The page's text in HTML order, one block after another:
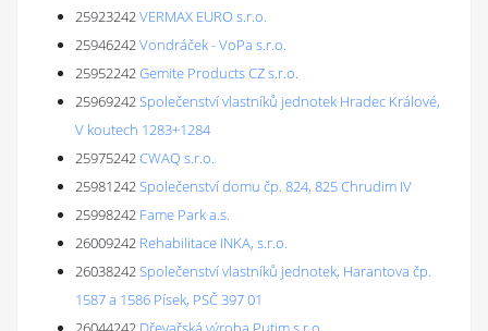
25923242VERMAX EURO s.r.o.
25946242Vondráček - VoPa s.r.o.
25952242Gemite Products CZ s.r.o.
25969242Společenství vlastníků jednotek Hradec Králové,
V koutech 1283+1284
25975242CWAQ s.r.o.
25981242Společenství domu čp. 824, 825 Chrudim IV
25998242 Fame Park a.s.
26009242 Rehabilitace INKA, s.r.o.
26038242Společenství vlastníků jednotek, Harantova čp.
1587 a 1586 Písek, PSČ 397 01